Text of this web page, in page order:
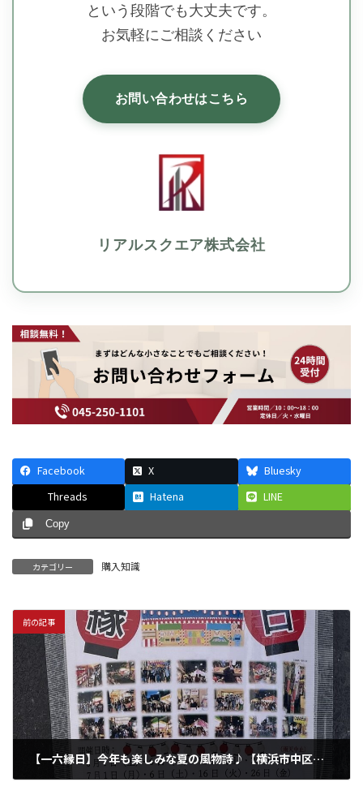
という段階でも大丈夫です。
お気軽にご相談ください
お問い合わせはこちら
リアルスクエア株式会社
Facebook X
Bluesky
Threads
Hatena LINE
Copy
カテゴリー 購入知識
前の記事
【一六縁日】今年も楽しみな夏の風物詩♪【横浜市中区伊勢佐木町】